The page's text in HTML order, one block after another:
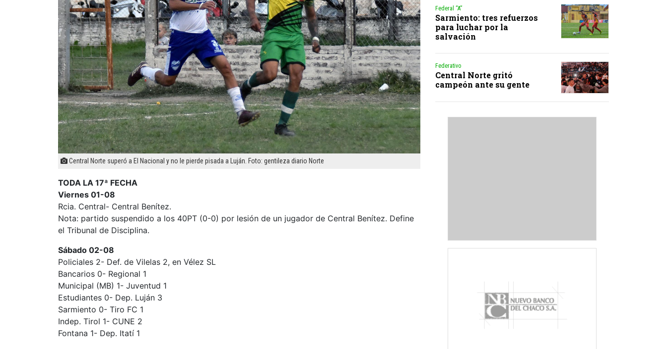
Central Norte superó a El Nacional y no le pierde pisada a Luján. Foto: gentileza diario Norte
TODA LA 17ª FECHA
Viernes 01-08
Rcia. Central- Central Benítez.
Nota: partido suspendido a los 40PT (0-0) por lesión de un jugador de Central Benítez. Define
el Tribunal de Disciplina.
Sábado 02-08
Policiales 2- Def. de Vilelas 2, en Vélez SL
Bancarios 0- Regional 1
Municipal (MB) 1- Juventud 1
Estudiantes 0- Dep. Luján 3
Sarmiento 0- Tiro FC 1
Indep. Tirol 1- CUNE 2
Fontana 1- Dep. Itatí 1
Federal “A”
Sarmiento: tres refuerzos
para luchar por la
salvación
Federativo
Central Norte gritó
campeón ante su gente